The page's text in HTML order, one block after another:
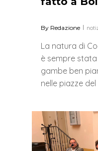
By Redazione
La natura di
è sempre
gambe ben
nelle piazze